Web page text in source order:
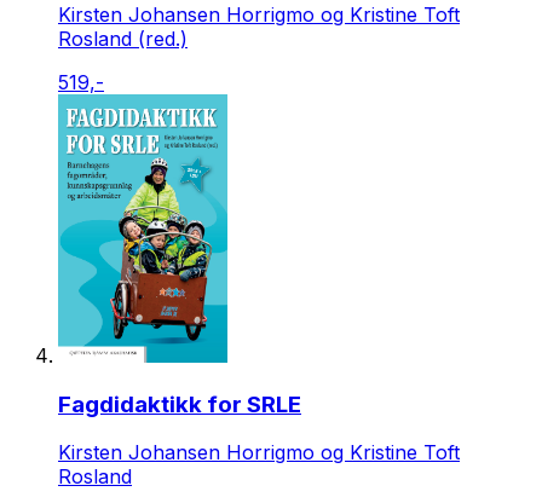
Kirsten Johansen Horrigmo og Kristine Toft
Rosland (red.)
519,-
Fagdidaktikk for SRLE
Kirsten Johansen Horrigmo og Kristine Toft
Rosland